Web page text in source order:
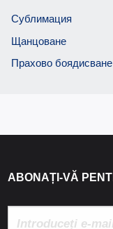
Сублимация
Щанцоване
Прахово боядисване
ABONAȚI-VĂ